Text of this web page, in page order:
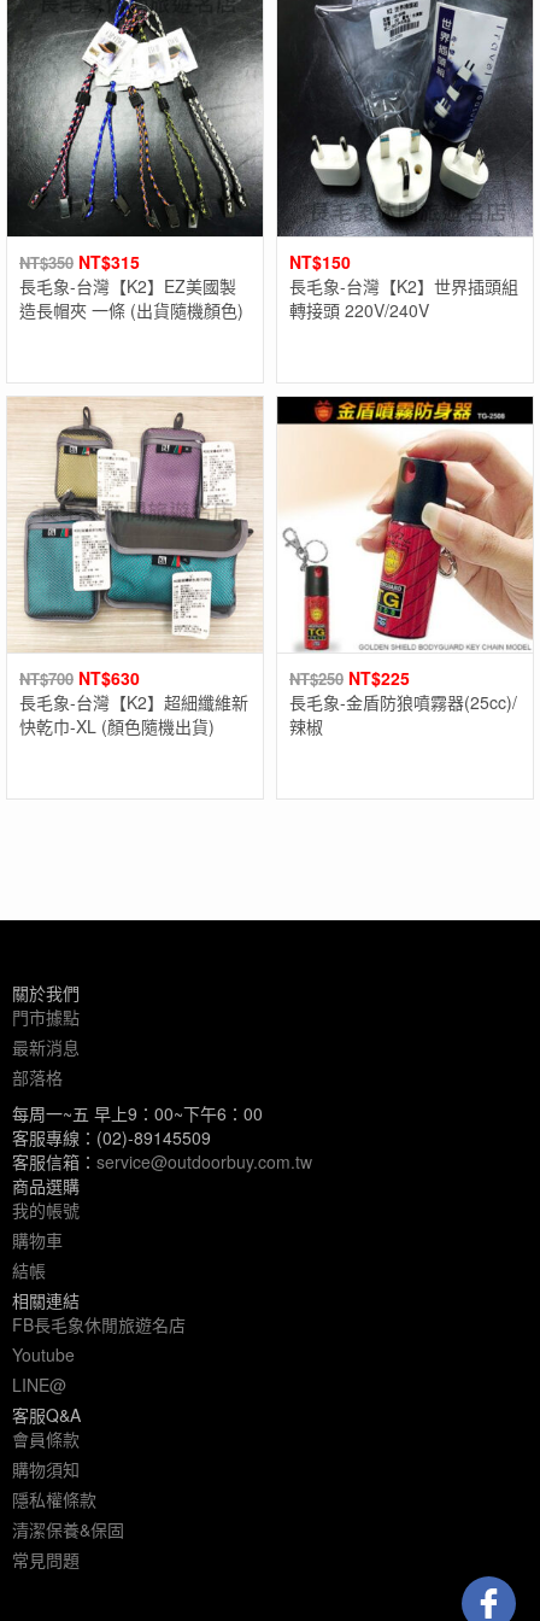
NT$350 NT$315
長毛象-台灣【K2】EZ美國製
造長帽夾 一條 (出貨隨機顏色)
NT$150
長毛象-台灣【K2】世界插頭組
轉接頭 220V/240V
NT$700 NT$630
長毛象-台灣【K2】超細纖維新
快乾巾-XL (顏色隨機出貨)
NT$250 NT$225
長毛象-金盾防狼噴霧器(25cc)/
辣椒
關於我們
門市據點
最新消息
部落格
每周一~五 早上9：00~下午6：00
客服專線：(02)-89145509
客服信箱： service@outdoorbuy.com.tw
商品選購
我的帳號
購物車
結帳
相關連結
FB長毛象休閒旅遊名店
Youtube
LINE@
客服Q&A
會員條款
購物須知
隱私權條款
清潔保養&保固
常見問題